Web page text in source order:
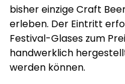
bisher einzige Craft
erleben. Der Eintritt
Festival-Glases zum
handwerklich
werden können.